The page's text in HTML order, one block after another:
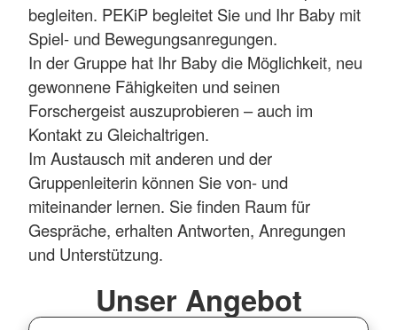
begleiten. PEKiP begleitet Sie und Ihr Baby mit
Spiel- und Bewegungsanregungen.
In der Gruppe hat Ihr Baby die Möglichkeit, neu
gewonnene Fähigkeiten und seinen
Forschergeist auszuprobieren – auch im
Kontakt zu Gleichaltrigen.
Im Austausch mit anderen und der
Gruppenleiterin können Sie von- und
miteinander lernen. Sie finden Raum für
Gespräche, erhalten Antworten, Anregungen
und Unterstützung.
Unser Angebot